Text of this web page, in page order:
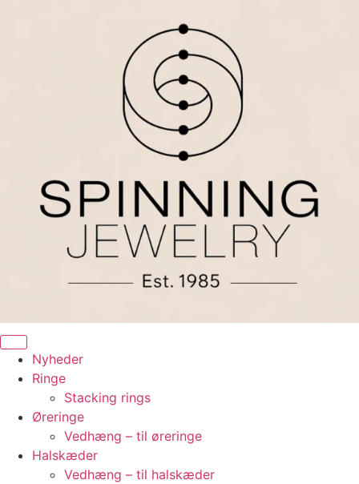
Nyheder
Ringe
Stacking rings
Øreringe
Vedhæng – til øreringe
Halskæder
Vedhæng – til halskæder